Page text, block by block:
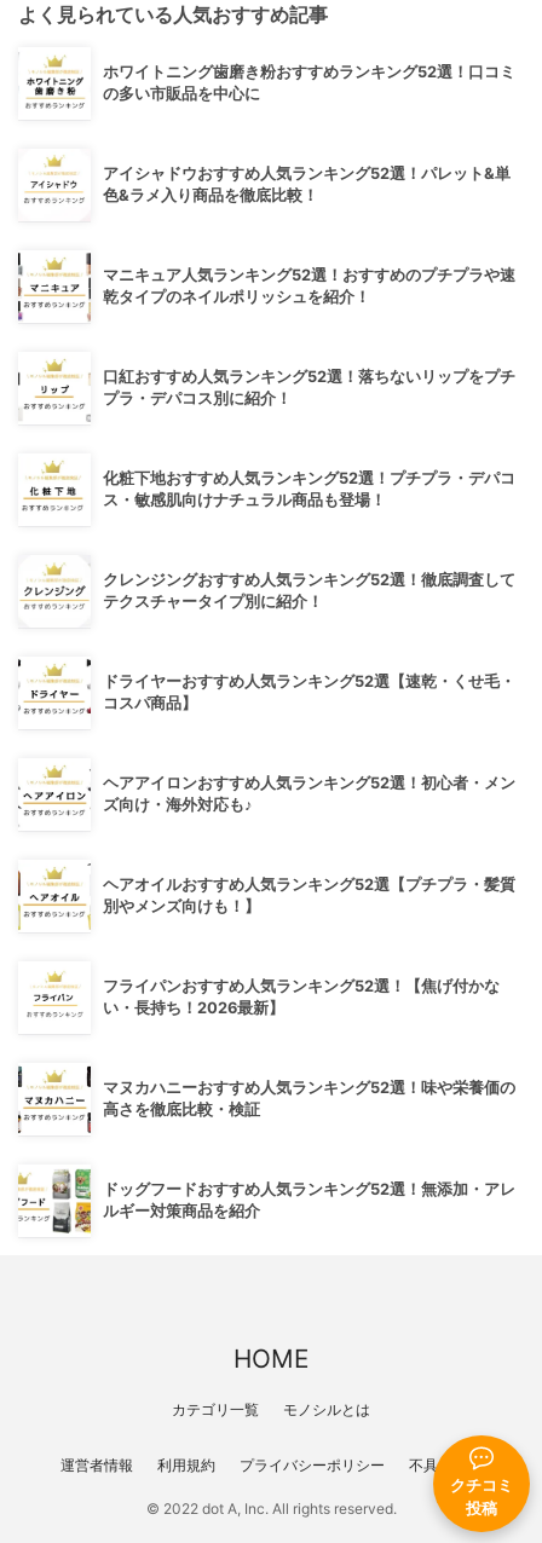
クチコミ
投稿
よく見られている人気おすすめ記事
ホワイトニング歯磨き粉おすすめランキング52選！口コミ
の多い市販品を中心に
アイシャドウおすすめ人気ランキング52選！パレット&単
色&ラメ入り商品を徹底比較！
マニキュア人気ランキング52選！おすすめのプチプラや速
乾タイプのネイルポリッシュを紹介！
口紅おすすめ人気ランキング52選！落ちないリップをプチ
プラ・デパコス別に紹介！
化粧下地おすすめ人気ランキング52選！プチプラ・デパコ
ス・敏感肌向けナチュラル商品も登場！
クレンジングおすすめ人気ランキング52選！徹底調査して
テクスチャータイプ別に紹介！
ドライヤーおすすめ人気ランキング52選【速乾・くせ毛・
コスパ商品】
ヘアアイロンおすすめ人気ランキング52選！初心者・メン
ズ向け・海外対応も♪
ヘアオイルおすすめ人気ランキング52選【プチプラ・髪質
別やメンズ向けも！】
フライパンおすすめ人気ランキング52選！【焦げ付かな
い・長持ち！2026最新】
マヌカハニーおすすめ人気ランキング52選！味や栄養価の
高さを徹底比較・検証
ドッグフードおすすめ人気ランキング52選！無添加・アレ
ルギー対策商品を紹介
HOME
カテゴリ一覧 モノシルとは
運営者情報 利用規約 プライバシーポリシー 不具合報告
© 2022 dot A, Inc. All rights reserved.